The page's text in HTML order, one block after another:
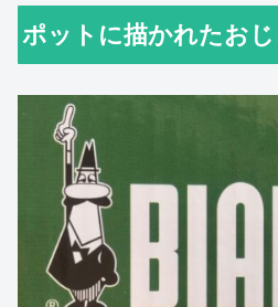
ポットに描かれたおじ